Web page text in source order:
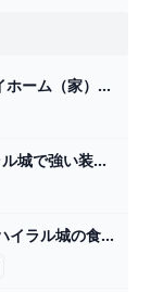
【ゼルダ ティアキン攻略】マイホーム（家）の入手方法&基礎機能を紹介【ティアーズ オブ ザ キングダム】 ゲーム・エンタメ最新情報のファミ通.com
【ティアキン】序盤からハイラル城で強い装備を大量入手する方法【ゼルダの伝説 ティアーズ オブ ザ キングダム】 - YouTube
【ティアキン】ハイラル城の食堂の場所と行き方【ゼルダの伝説ティアーズオブザキングダム】 - 神ゲー攻略